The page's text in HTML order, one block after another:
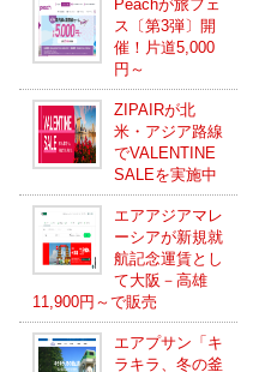
Peachが旅フェ
ス〔第3弾〕開
催！片道5,000
円～
ZIPAIRが北
米・アジア路線
でVALENTINE
SALEを実施中
エアアジアマレ
ーシアが新規就
航記念運賃とし
て大阪－高雄
11,900円～で販売
エアプサン「キ
ラキラ、冬の釜